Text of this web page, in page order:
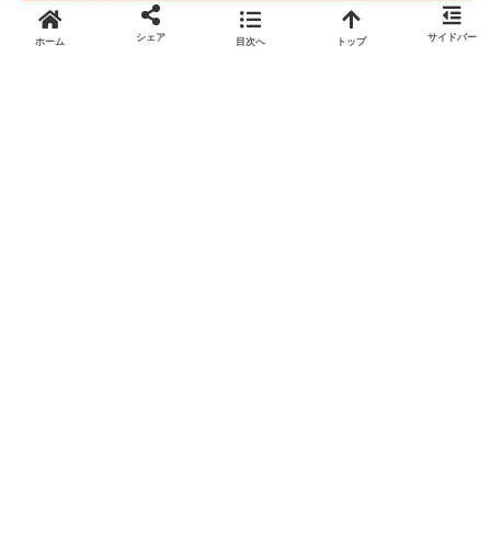
ホーム シェア 目次へ トップ サイドバー